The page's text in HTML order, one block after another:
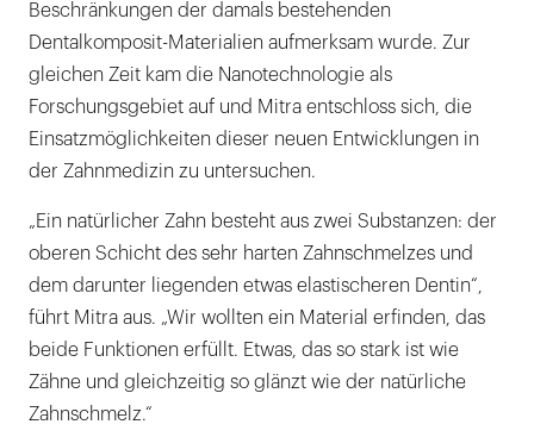
Beschränkungen der damals bestehenden
Dentalkomposit-Materialien aufmerksam wurde. Zur
gleichen Zeit kam die Nanotechnologie als
Forschungsgebiet auf und Mitra entschloss sich, die
Einsatzmöglichkeiten dieser neuen Entwicklungen in
der Zahnmedizin zu untersuchen.
„Ein natürlicher Zahn besteht aus zwei Substanzen: der
oberen Schicht des sehr harten Zahnschmelzes und
dem darunter liegenden etwas elastischeren Dentin“,
führt Mitra aus. „Wir wollten ein Material erfinden, das
beide Funktionen erfüllt. Etwas, das so stark ist wie
Zähne und gleichzeitig so glänzt wie der natürliche
Zahnschmelz.“